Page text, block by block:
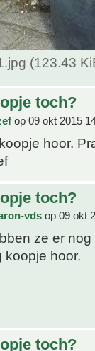
(123.43
toch?
op 09 okt 2015
hoor.
toch?
vds op 09 okt
ze er
koopje hoor.
toch?